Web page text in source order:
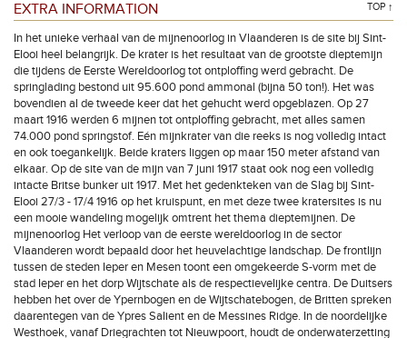
EXTRA INFORMATION TOP ↑
In het unieke verhaal van de mijnenoorlog in Vlaanderen is de site bij Sint-
Elooi heel belangrijk. De krater is het resultaat van de grootste dieptemijn
die tijdens de Eerste Wereldoorlog tot ontploffing werd gebracht. De
springlading bestond uit 95.600 pond ammonal (bijna 50 ton!). Het was
bovendien al de tweede keer dat het gehucht werd opgeblazen. Op 27
maart 1916 werden 6 mijnen tot ontploffing gebracht, met alles samen
74.000 pond springstof. Eén mijnkrater van die reeks is nog volledig intact
en ook toegankelijk. Beide kraters liggen op maar 150 meter afstand van
elkaar. Op de site van de mijn van 7 juni 1917 staat ook nog een volledig
intacte Britse bunker uit 1917. Met het gedenkteken van de Slag bij Sint-
Elooi 27/3 - 17/4 1916 op het kruispunt, en met deze twee kratersites is nu
een mooie wandeling mogelijk omtrent het thema dieptemijnen. De
mijnenoorlog Het verloop van de eerste wereldoorlog in de sector
Vlaanderen wordt bepaald door het heuvelachtige landschap. De frontlijn
tussen de steden Ieper en Mesen toont een omgekeerde S-vorm met de
stad Ieper en het dorp Wijtschate als de respectievelijke centra. De Duitsers
hebben het over de Ypernbogen en de Wijtschatebogen, de Britten spreken
daarentegen van de Ypres Salient en de Messines Ridge. In de noordelijke
Westhoek, vanaf Driegrachten tot Nieuwpoort, houdt de onderwaterzetting